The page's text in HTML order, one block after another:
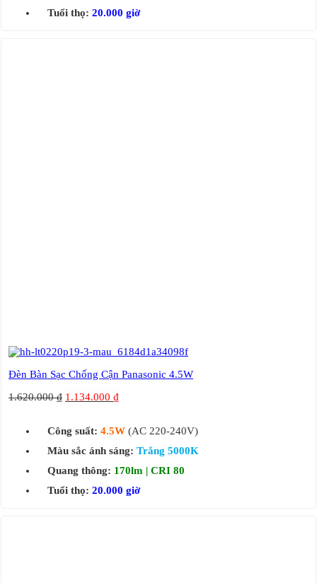
Tuổi thọ: 20.000 giờ
Đèn Bàn Sạc Chống Cận Panasonic 4.5W
1.620.000₫ 1.134.000 ₫
Công suất: 4.5W (AC 220-240V)
Màu sắc ánh sáng: Trắng 5000K
Quang thông: 170lm | CRI 80
Tuổi thọ: 20.000 giờ